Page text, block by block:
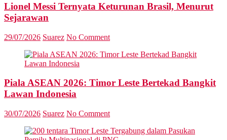
Lionel Messi Ternyata Keturunan Brasil, Menurut
Sejarawan
29/07/2026 Suarez No Comment
Piala ASEAN 2026: Timor Leste Bertekad Bangkit
Lawan Indonesia
30/07/2026 Suarez No Comment